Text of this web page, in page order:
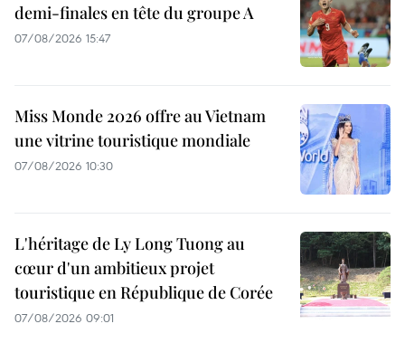
demi-finales en tête du groupe A
07/08/2026 15:47
Miss Monde 2026 offre au Vietnam
une vitrine touristique mondiale
07/08/2026 10:30
L'héritage de Ly Long Tuong au
cœur d'un ambitieux projet
touristique en République de Corée
07/08/2026 09:01